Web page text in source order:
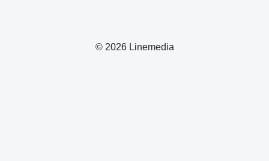
© 2026 Linemedia